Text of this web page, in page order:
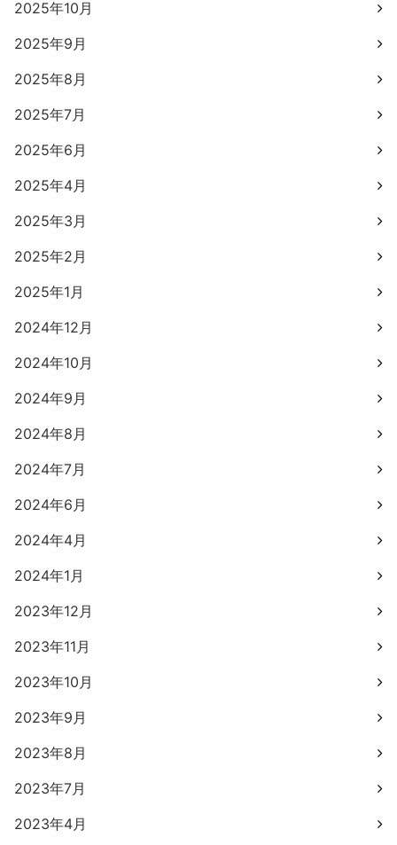
2025年10月
2025年9月
2025年8月
2025年7月
2025年6月
2025年4月
2025年3月
2025年2月
2025年1月
2024年12月
2024年10月
2024年9月
2024年8月
2024年7月
2024年6月
2024年4月
2024年1月
2023年12月
2023年11月
2023年10月
2023年9月
2023年8月
2023年7月
2023年4月